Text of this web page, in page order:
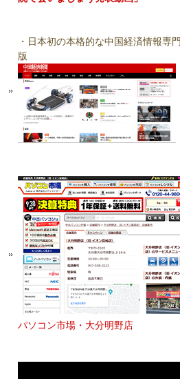
・日本初の本格的な中国経済情報専
版
パソコン市場・大分明野店